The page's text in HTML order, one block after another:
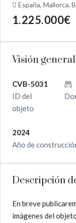
España, Mallorca,
1.225.000€
Visión general
CVB-5031
ID del
objeto
2024
Año de
Descripción
En breve
imágenes del